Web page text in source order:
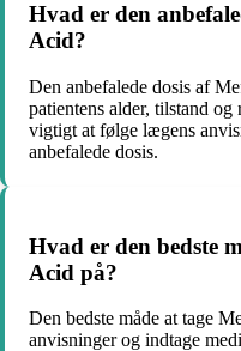
Hvad er den
Acid?
Den anbefalede dosis af
patientens alder, tilstand
vigtigt at følge lægens
anbefalede dosis.
Hvad er den bedste
Acid på?
Den bedste måde at tage
anvisninger og indtage